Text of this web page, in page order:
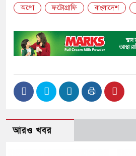
অপো ফটোগ্রাফি বাংলাদেশ
আরও খবর